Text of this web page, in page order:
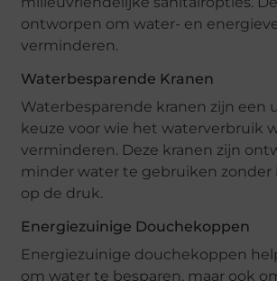
ontworpen om water- en
verminderen.
Waterbesparende Kranen
Waterbesparende kranen zijn een
keuze voor wie het waterverbruik
verminderen. Deze kranen zijn
minder water te gebruiken zonder
op de druk.
Energiezuinige Douchekoppen
Energiezuinige douchekoppen
om water te besparen, maar ook